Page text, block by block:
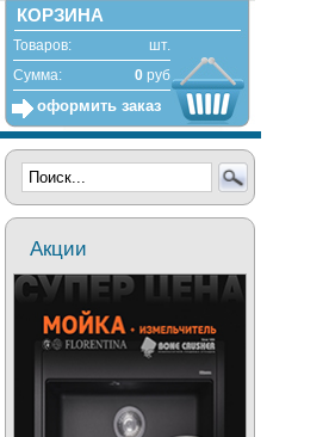
Акции
КОРЗИНА
Товаров:
шт.
Сумма:
0руб
оформить заказ